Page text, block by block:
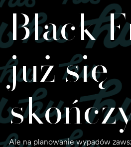
Black
już się
Ale na planowanie wypadów